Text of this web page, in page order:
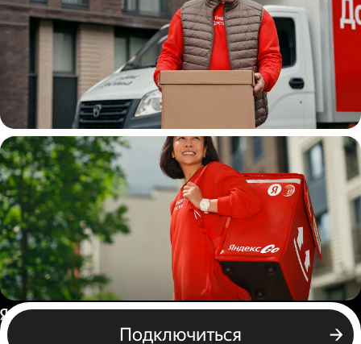
Водитель
грузовой машины
Пеший курьер
Подключиться
Россия